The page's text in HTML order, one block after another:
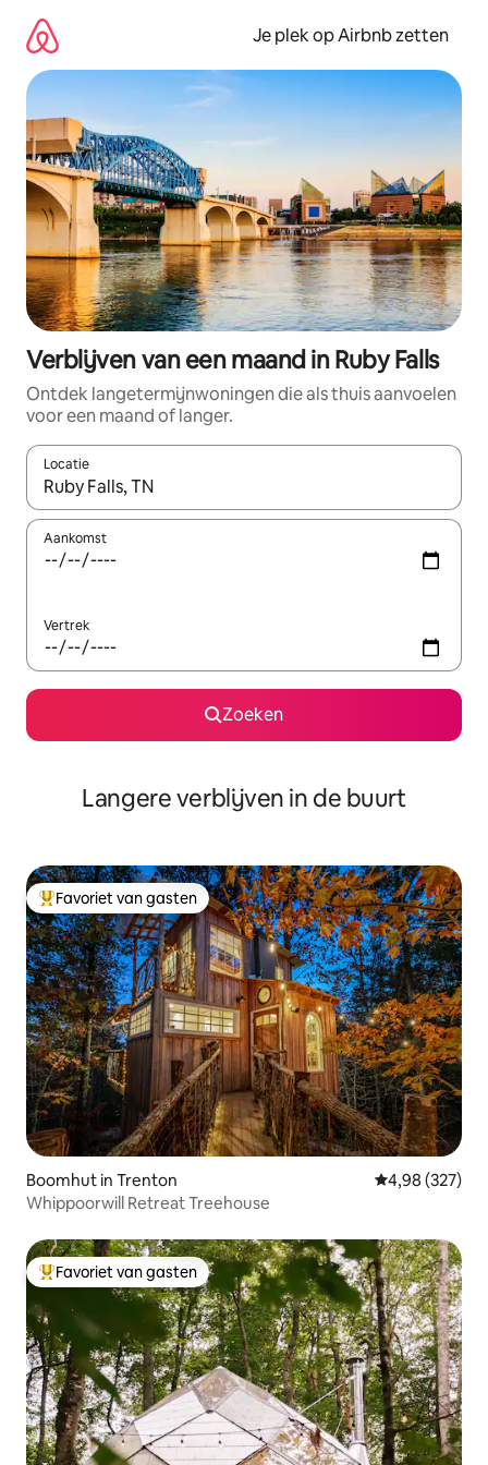
direct
naar
inhoud
Je plek op Airbnb zetten
Verblijven van een maand in Ruby Falls
Ontdek langetermijnwoningen die als thuis aanvoelen
voor een maand of langer.
Locatie
Wanneer er resultaten beschikbaar zijn, maak je een keuze
Aankomst
Vertrek
Zoeken
Langere verblijven in de buurt
Topfavoriet van gasten
Favoriet van gasten
Boomhut in Trenton Gemiddelde
4,98 (327)
Whippoorwill Retreat Treehouse
Topfavoriet van gasten
Favoriet van gasten